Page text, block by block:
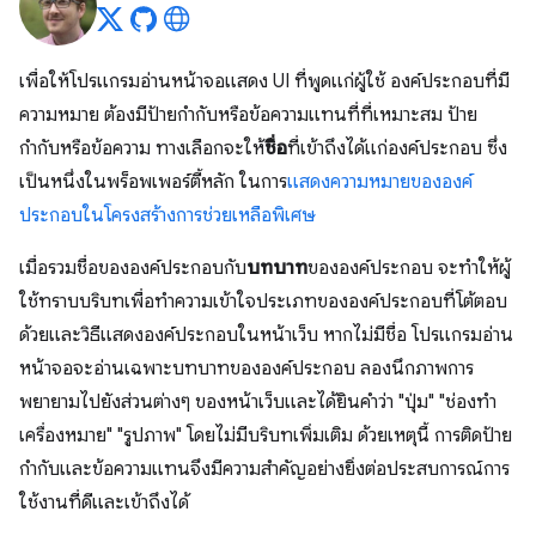
เพื่อให้โปรแกรมอ่านหน้าจอแสดง UI ที่พูดแก่ผู้ใช้ องค์ประกอบที่มี
ความหมาย ต้องมีป้ายกำกับหรือข้อความแทนที่ที่เหมาะสม ป้าย
กำกับหรือข้อความ ทางเลือกจะให้ชื่อที่เข้าถึงได้แก่องค์ประกอบ ซึ่ง
เป็นหนึ่งในพร็อพเพอร์ตี้หลัก ในการแสดงความหมายขององค์
ประกอบในโครงสร้างการช่วยเหลือพิเศษ
เมื่อรวมชื่อขององค์ประกอบกับบทบาทขององค์ประกอบ จะทำให้ผู้
ใช้ทราบบริบทเพื่อทำความเข้าใจประเภทขององค์ประกอบที่โต้ตอบ
ด้วยและวิธีแสดงองค์ประกอบในหน้าเว็บ หากไม่มีชื่อ โปรแกรมอ่าน
หน้าจอจะอ่านเฉพาะบทบาทขององค์ประกอบ ลองนึกภาพการ
พยายามไปยังส่วนต่างๆ ของหน้าเว็บและได้ยินคำว่า "ปุ่ม" "ช่องทำ
เครื่องหมาย" "รูปภาพ" โดยไม่มีบริบทเพิ่มเติม ด้วยเหตุนี้ การติดป้าย
กำกับและข้อความแทนจึงมีความสำคัญอย่างยิ่งต่อประสบการณ์การ
ใช้งานที่ดีและเข้าถึงได้